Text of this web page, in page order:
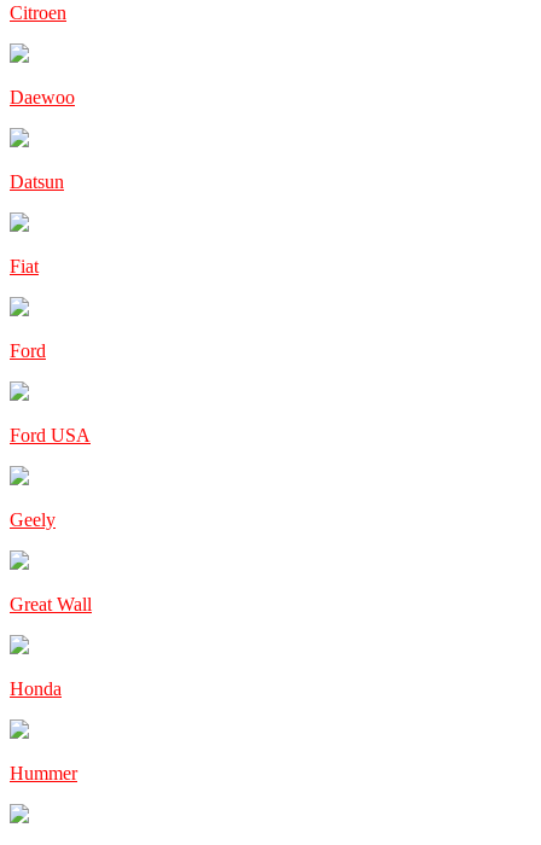
Citroen
Daewoo
Datsun
Fiat
Ford
Ford USA
Geely
Great Wall
Honda
Hummer